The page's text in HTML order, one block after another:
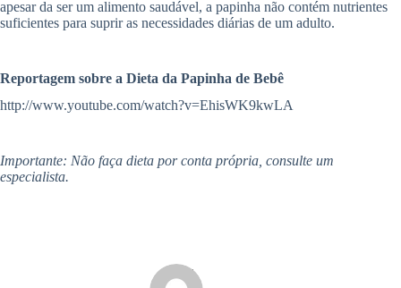
apesar da ser um alimento saudável, a papinha não contém nutrientes
suficientes para suprir as necessidades diárias de um adulto.
Reportagem sobre a Dieta da Papinha de Bebê
http://www.youtube.com/watch?v=EhisWK9kwLA
Importante: Não faça dieta por conta própria, consulte um
especialista.